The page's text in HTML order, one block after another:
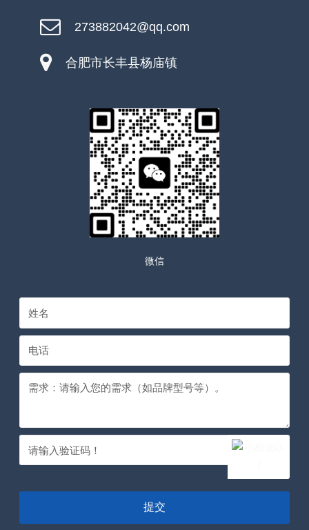
273882042@qq.com
合肥市长丰县杨庙镇
微信
提交